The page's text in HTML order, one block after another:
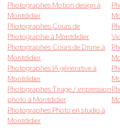
Photographes Motion design à
Montdidier
Photographes Cours de
Photographie à Montdidier
Photographes Cours de Drone à
Montdidier
Photographes IA générative à
Montdidier
Photographes Tirage / impression
photo à Montdidier
Photographes Photo en studio à
Montdidier